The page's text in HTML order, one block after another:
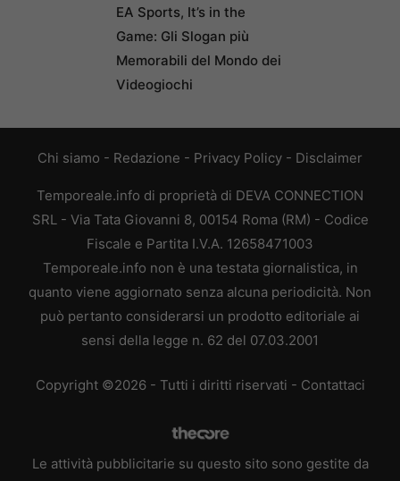
EA Sports, It’s in the
Game: Gli Slogan più
Memorabili del Mondo dei
Videogiochi
Chi siamo - Redazione - Privacy Policy - Disclaimer
Temporeale.info di proprietà di DEVA CONNECTION
SRL - Via Tata Giovanni 8, 00154 Roma (RM) - Codice
Fiscale e Partita I.V.A. 12658471003
Temporeale.info non è una testata giornalistica, in
quanto viene aggiornato senza alcuna periodicità. Non
può pertanto considerarsi un prodotto editoriale ai
sensi della legge n. 62 del 07.03.2001
Copyright ©2026 - Tutti i diritti riservati - Contattaci
Le attività pubblicitarie su questo sito sono gestite da